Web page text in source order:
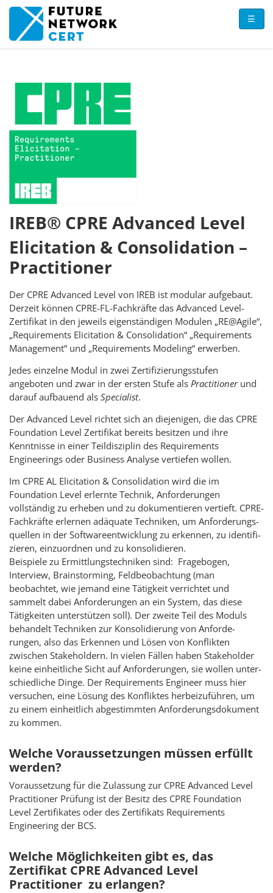
☰
IREB® CPRE Advanced Level
Elicitation & Consolidation –
Practitioner
Der CPRE Advanced Level von IREB ist modular aufgebaut.
Derzeit können CPRE-FL-Fachkräfte das Advanced Level-
Zertifikat in den jeweils eigenständigen Modulen „RE@Agile“,
„Requirements Elicitation & Consolidation“ „Requirements
Management“ und „Requirements Modeling“ erwerben.
Jedes einzelne Modul in zwei Zertifizierungsstufen
angeboten und zwar in der ersten Stufe als Practitionerund
darauf aufbauend als Specialist.
Der Advanced Level richtet sich an diejenigen, die das CPRE
Foundation Level Zertifi­kat bereits besitzen und ihre
Kenntnisse in einer Teildisziplin des Requirements
Engineerings oder Business Analyse vertiefen wollen.
Im CPRE AL Elicitation & Consolidation wird die im
Foundation Level erlernte Technik, Anforderungen
vollständig zu erheben und zu dokumentieren vertieft. CPRE-
Fach­kräfte erlernen adäquate Techniken, um Anforderungs­
quellen in der Software­entwick­lung zu erkennen, zu identi­fi­
zieren, einzuordnen und zu konsolidieren.
Beispiele zu Ermittlungstechniken sind: Fragebogen,
Interview, Brainstorming, Feld­beobachtung (man
beobachtet, wie jemand eine Tätigkeit verrichtet und
sammelt dabei Anforde­rungen an ein System, das diese
Tätigkeiten unterstützen soll). Der zweite Teil des Moduls
behandelt Techniken zur Konso­lidie­rung von An­forde­
rungen, also das Erkennen und Lösen von Kon­flikten
zwischen Stake­holdern. In vielen Fällen haben Stake­holder
keine einheit­liche Sicht auf Anforderungen, sie wollen unter­
schied­liche Dinge. Der Requirements Engineer muss hier
versuchen, eine Lösung des Kon­­flik­tes herbeizuführen, um
zu einem einheit­lich abgestimmten An­forde­­rungs­­doku­ment
zu kommen.
Welche Voraussetzungen müssen erfüllt
werden?
Voraussetzung für die Zulassung zur CPRE Advanced Level
Practitioner Prüfung ist der Besitz des CPRE Foundation
Level Zertifikates oder des Zertifikats Requirements
Engineering der BCS.
Welche Möglichkeiten gibt es, das
Zertifikat CPRE Advanced Level
Practitioner zu erlangen?